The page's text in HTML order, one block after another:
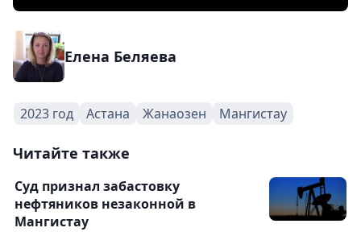
Елена Беляева
2023 год Астана Жанаозен Мангистау
Читайте также
Суд признал забастовку
нефтяников незаконной в
Мангистау